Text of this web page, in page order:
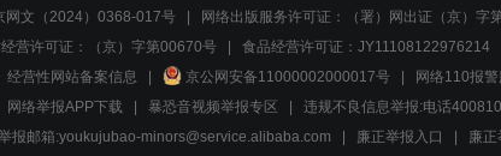
网文（2024）0368-017号 网络出版服务许可证：（署）网出证（京）字
营许可证：（京）字第00670号 食品经营许可证：JY11108122976214
经营性网站备案信息 京公网安备11000002000017号 网络110报警
网络举报APP下载 暴恐音视频举报专区
违规不良信息举报:电话
报邮箱:youkujubao-minors@service.alibaba.com 廉正举报入口 廉